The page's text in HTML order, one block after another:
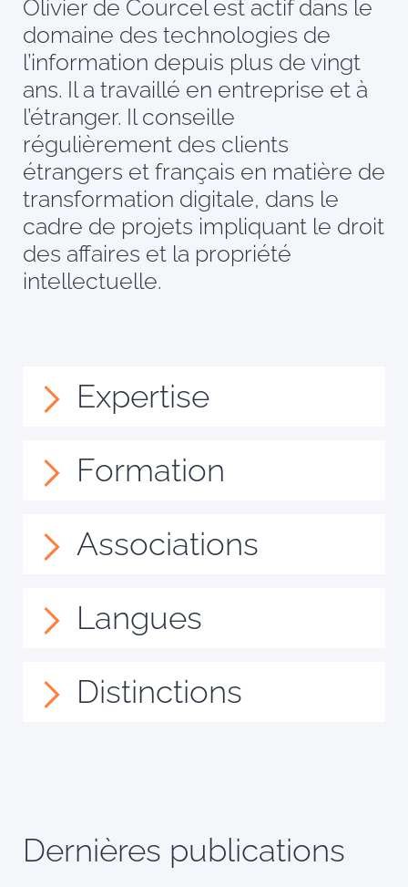
Olivier de Courcel est actif dans le
domaine des technologies de
l’information depuis plus de vingt
ans. Il a travaillé en entreprise et à
l’étranger. Il conseille
régulièrement des clients
étrangers et français en matière de
transformation digitale, dans le
cadre de projets impliquant le droit
des affaires et la propriété
intellectuelle.
Expertise
Formation
Associations
Langues
Distinctions
Dernières publications